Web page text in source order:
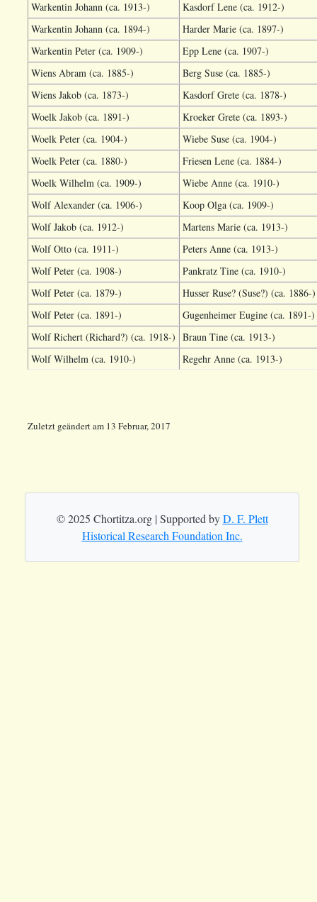
Warkentin Johann (ca. 1913-)
Kasdorf Lene (ca. 1912-)
Warkentin Johann (ca. 1894-)
Harder Marie (ca. 1897-)
Warkentin Peter (ca. 1909-)
Epp Lene (ca. 1907-)
Wiens Abram (ca. 1885-)
Berg Suse (ca. 1885-)
Wiens Jakob (ca. 1873-)
Kasdorf Grete (ca. 1878-)
Woelk Jakob (ca. 1891-)
Kroeker Grete (ca. 1893-)
Woelk Peter (ca. 1904-)
Wiebe Suse (ca. 1904-)
Woelk Peter (ca. 1880-)
Friesen Lene (ca. 1884-)
Woelk Wilhelm (ca. 1909-)
Wiebe Anne (ca. 1910-)
Wolf Alexander (ca. 1906-)
Koop Olga (ca. 1909-)
Wolf Jakob (ca. 1912-)
Martens Marie (ca. 1913-)
Wolf Otto (ca. 1911-)
Peters Anne (ca. 1913-)
Wolf Peter (ca. 1908-)
Pankratz Tine (ca. 1910-)
Wolf Peter (ca. 1879-)
Husser Ruse? (Suse?) (ca. 1886-)
Wolf Peter (ca. 1891-)
Gugenheimer Eugine (ca. 1891-)
Wolf Richert (Richard?) (ca. 1918-) Braun Tine (ca. 1913-)
Wolf Wilhelm (ca. 1910-)
Regehr Anne (ca. 1913-)
Zuletzt geändertam 13 Februar, 2017
© 2025 Chortitza.org | Supported byD. F. Plett
Historical Research Foundation Inc.